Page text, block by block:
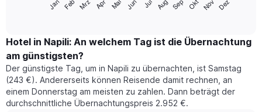
folgende
den
durchschnittlichen
Zimmerpreis
im
jeweiligen
Monat
an.
Jan Feb Mrz Apr Mai Jun Jul Aug Sep Okt Nov Dez
Hotel in Napili: An welchem Tag ist die Übernachtung
am günstigsten?
Der günstigste Tag, um in Napili zu übernachten, ist Samstag
(243 €). Andererseits können Reisende damit rechnen, an
einem Donnerstag am meisten zu zahlen. Dann beträgt der
durchschnittliche Übernachtungspreis 2.952 €.